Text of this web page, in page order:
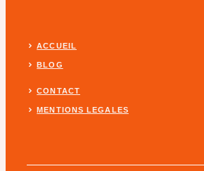
ACCUEIL
BLOG
CONTACT
MENTIONS LEGALES